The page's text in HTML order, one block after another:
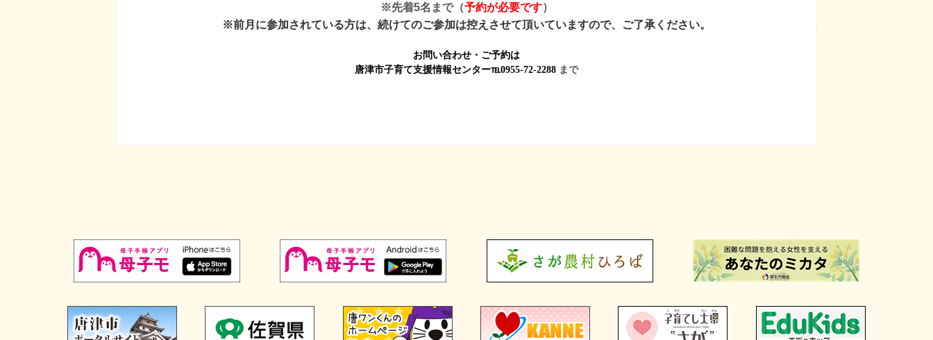
※先着5名まで（予約が必要です）
※前月に参加されている方は、続けてのご参加は控えさせて頂いていますので、ご了承ください。
お問い合わせ・ご予約は
唐津市子育て支援情報センター℡0955-72-2288 まで